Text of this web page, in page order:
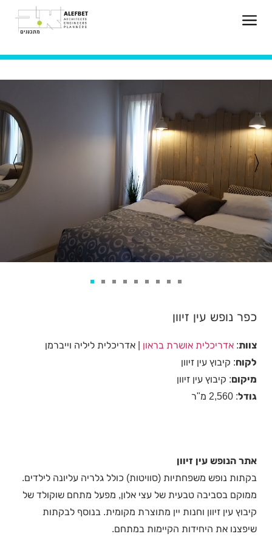
כפר נופש עין זיוון
צוות: אדריכלית אושרת בראון | אדריכלית ליליה וייברמן
לקוח: קיבוץ עין זיוון
מיקום: קיבוץ עין זיוון
גודל: 2,560 מ"ר
אתר הנופש עין זיוון
בקתות נופש משפחתיות (סוויטות) כולל גלריה עליונה לילדים.
ממוקם בסביבה טבעית של עצי אלון, מפעל מתחם שוקולד של
קיבוץ עין זיוון וחנות יין מתוצרת מקומית. בנוסף לבקתות
שיפצנו את היחידות הקיימות במתחם.